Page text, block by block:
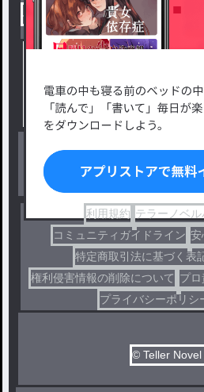
小説を探す
新着小説一覧
小説コンテスト応募・公募
出版・メディアミックス作品
ジ
恋
フ
ホ
コ
利用規約 テラーノベ
コミュニティガイドライン 安
特定商取引法に基づく表
権利侵害情報の削除について プ
プライバシーポリシ
© Teller Novel